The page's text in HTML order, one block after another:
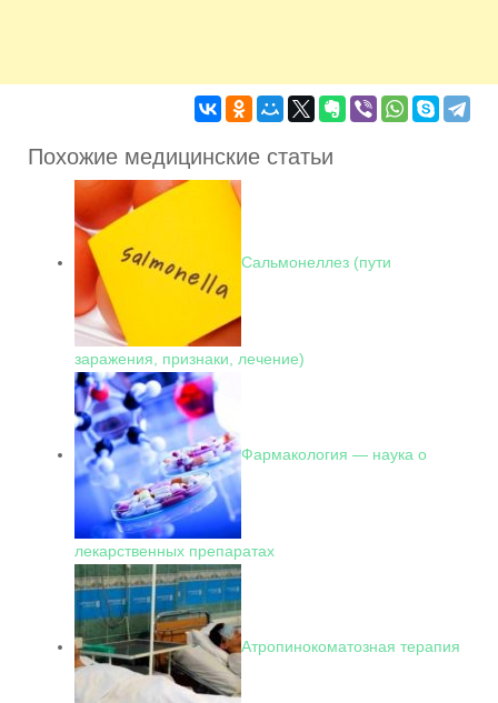
Похожие медицинские статьи
Сальмонеллез (пути
заражения, признаки, лечение)
Фармакология — наука о
лекарственных препаратах
Атропинокоматозная терапия